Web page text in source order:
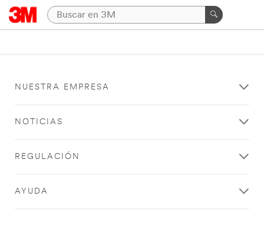
NUESTRA EMPRESA
NOTICIAS
REGULACIÓN
AYUDA